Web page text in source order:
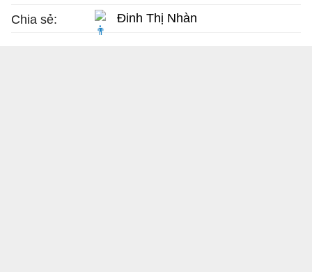
Chia sẻ: Đinh Thị Nhàn